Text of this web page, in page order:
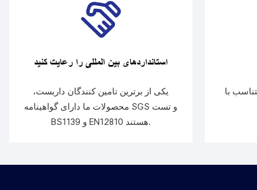
استانداردهای بین المللی را رعایت کنید
یکی از برترین تامین کنندگان داربست،
محصولات ما دارای گواهینامه SGS و تست
BS1139 و EN12810 هستند.
با